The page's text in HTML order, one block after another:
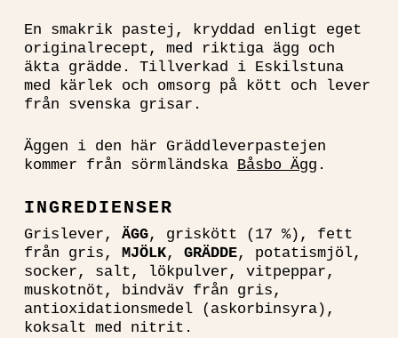
En smakrik pastej, kryddad enligt eget
originalrecept, med riktiga ägg och
äkta grädde. Tillverkad i Eskilstuna
med kärlek och omsorg på kött och lever
från svenska grisar.
Äggen i den här Gräddleverpastejen
kommer från sörmländska Båsbo Ägg .
INGREDIENSER
Grislever, ÄGG, griskött (17 %), fett
från gris, MJÖLK, GRÄDDE, potatismjöl,
socker, salt, lökpulver, vitpeppar,
muskotnöt, bindväv från gris,
antioxidationsmedel (askorbinsyra),
koksalt med nitrit.